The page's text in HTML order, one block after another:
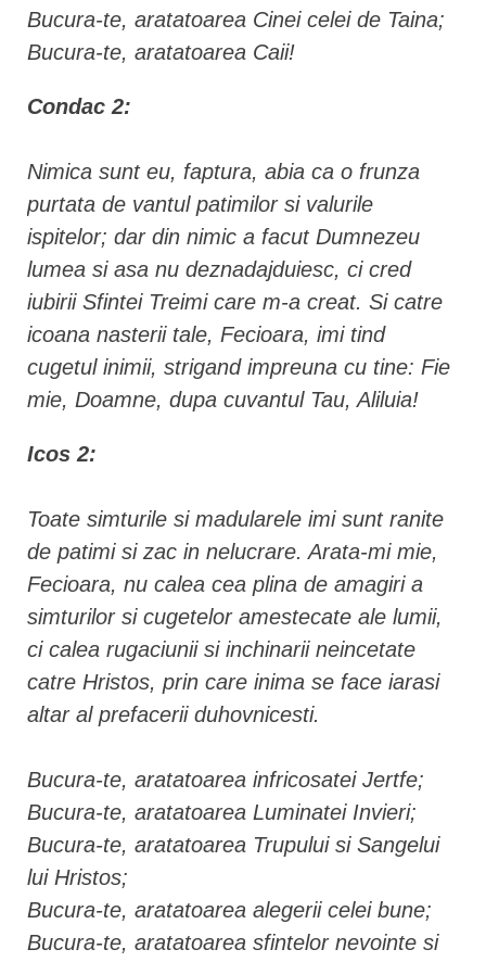
Bucura-te, aratatoarea Cinei celei de Taina;
Bucura-te, aratatoarea Caii!
Condac 2:
Nimica sunt eu, faptura, abia ca o frunza
purtata de vantul patimilor si valurile
ispitelor; dar din nimic a facut Dumnezeu
lumea si asa nu deznadajduiesc, ci cred
iubirii Sfintei Treimi care m-a creat. Si catre
icoana nasterii tale, Fecioara, imi tind
cugetul inimii, strigand impreuna cu tine: Fie
mie, Doamne, dupa cuvantul Tau, Aliluia!
Icos 2:
Toate simturile si madularele imi sunt ranite
de patimi si zac in nelucrare. Arata-mi mie,
Fecioara, nu calea cea plina de amagiri a
simturilor si cugetelor amestecate ale lumii,
ci calea rugaciunii si inchinarii neincetate
catre Hristos, prin care inima se face iarasi
altar al prefacerii duhovnicesti.
Bucura-te, aratatoarea infricosatei Jertfe;
Bucura-te, aratatoarea Luminatei Invieri;
Bucura-te, aratatoarea Trupului si Sangelui
lui Hristos;
Bucura-te, aratatoarea alegerii celei bune;
Bucura-te, aratatoarea sfintelor nevointe si